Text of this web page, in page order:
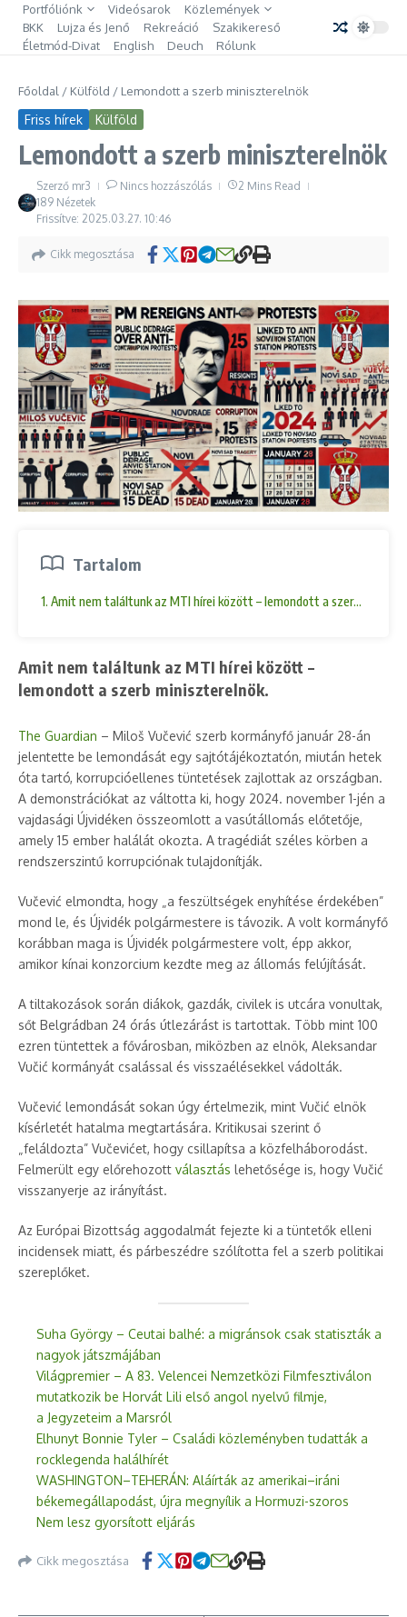
Ugrás a tartalomhoz
Portfóliónk Videósarok
Közlemények
BKK
Lujza és Jenő Rekreáció
Szakikereső
Életmód-Divat
English Deuch Rólunk
Főoldal / Külföld / Lemondott a szerb miniszterelnök
Friss hírek Külföld
Lemondott a szerb miniszterelnök
Szerző mr3 Nincs hozzászólás
2 Mins Read
189 Nézetek
Frissítve: 2025.03.27. 10:46
Cikk megosztása
Tartalom
1. Amit nem találtunk az MTI hírei között – lemondott a szerb
Amit nem találtunk az MTI hírei között –
lemondott a szerb miniszterelnök.
The Guardian – Miloš Vučević szerb kormányfő január 28-án
jelentette be lemondását egy sajtótájékoztatón, miután hetek
óta tartó, korrupcióellenes tüntetések zajlottak az országban.
A demonstrációkat az váltotta ki, hogy 2024. november 1-jén a
vajdasági Újvidéken összeomlott a vasútállomás előtetője,
amely 15 ember halálát okozta. A tragédiát széles körben a
rendszerszintű korrupciónak tulajdonítják.
Vučević elmondta, hogy „a feszültségek enyhítése érdekében”
mond le, és Újvidék polgármestere is távozik. A volt kormányfő
korábban maga is Újvidék polgármestere volt, épp akkor,
amikor kínai konzorcium kezdte meg az állomás felújítását.
A tiltakozások során diákok, gazdák, civilek is utcára vonultak,
sőt Belgrádban 24 órás útlezárást is tartottak. Több mint 100
ezren tüntettek a fővárosban, miközben az elnök, Aleksandar
Vučić kormányát csalással és visszaélésekkel vádolták.
Vučević lemondását sokan úgy értelmezik, mint Vučić elnök
kísérletét hatalma megtartására. Kritikusai szerint ő
„feláldozta” Vučevićet, hogy csillapítsa a közfelháborodást.
Felmerült egy előrehozott választás lehetősége is, hogy Vučić
visszanyerje az irányítást.
Az Európai Bizottság aggodalmát fejezte ki a tüntetők elleni
incidensek miatt, és párbeszédre szólította fel a szerb politikai
szereplőket.
Suha György – Ceutai balhé: a migránsok csak statiszták a
nagyok játszmájában
Világpremier – A 83. Velencei Nemzetközi Filmfesztiválon
mutatkozik be Horvát Lili első angol nyelvű filmje,
a Jegyzeteim a Marsról
Elhunyt Bonnie Tyler – Családi közleményben tudatták a
rocklegenda halálhírét
WASHINGTON–TEHERÁN: Aláírták az amerikai–iráni
békemegállapodást, újra megnyílik a Hormuzi-szoros
Nem lesz gyorsított eljárás
Cikk megosztása